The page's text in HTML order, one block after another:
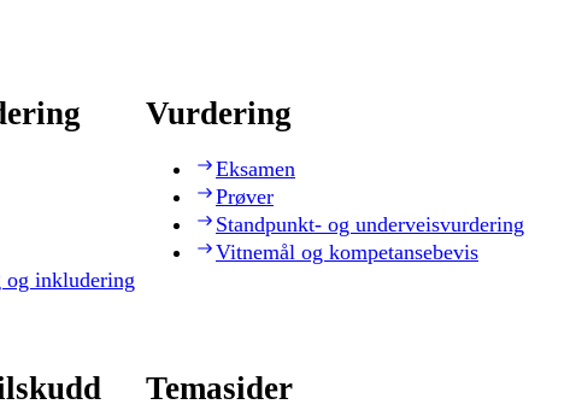
og inkludering
Vurdering
Eksamen
Prøver
Standpunkt- og underveisvurdering
Vitnemål og kompetansebevis
Temasider